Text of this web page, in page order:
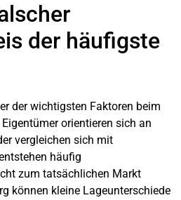
der häufigste
der wichtigsten Faktoren beim
orientieren sich an
vergleichen sich mit
häufig
zum tatsächlichen Markt
können kleine Lageunterschiede